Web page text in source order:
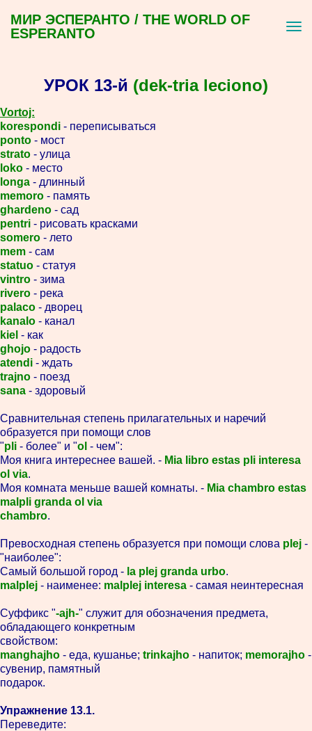
МИР ЭСПЕРАНТО / THE WORLD OF
ESPERANTO
УРОК 13-й (dek-tria leciono)
Vortoj:
korespondi - переписываться
ponto - мост
strato - улица
loko - место
longa - длинный
memoro - память
ghardeno - сад
pentri - рисовать красками
somero - лето
mem - сам
statuo - статуя
vintro - зима
rivero - река
palaco - дворец
kanalo - канал
kiel - как
ghojo - радость
atendi - ждать
trajno - поезд
sana - здоровый
Сравнительная степень прилагательных и наречий
образуется при помощи слов
"pli - более" и "ol - чем":
Моя книга интереснее вашей. - Mia libro estas pli interesa
ol via.
Моя комната меньше вашей комнаты. - Mia chambro estas
malpli granda ol via
chambro.
Превосходная степень образуется при помощи слова plej -
"наиболее":
Самый большой город - la plej granda urbo.
malplej - наименее: malplej interesa - самая неинтересная
Суффикс "-ajh-" служит для обозначения предмета,
обладающего конкретным
свойством:
manghajho - еда, кушанье; trinkajho - напиток; memorajho -
сувенир, памятный
подарок.
Упражнение 13.1.
Переведите: